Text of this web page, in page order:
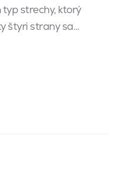
strechy, ktorý
štyri strany sa…